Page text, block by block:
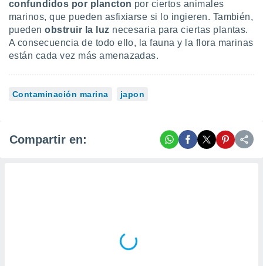
e
mediante
confundidos por plancton por ciertos animales
marinos, que pueden asfixiarse si lo ingieren. También,
puedenobstruir la luz necesaria para ciertas plantas.
A consecuencia de todo ello, la fauna y la flora marinas
están cada vez más amenazadas.
Contaminación marina japon
Compartir en: